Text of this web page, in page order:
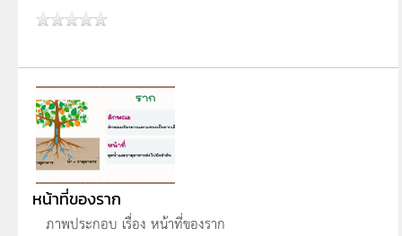
หน้าที่ของราก
ภาพประกอบ เรื่อง หน้าที่ของราก